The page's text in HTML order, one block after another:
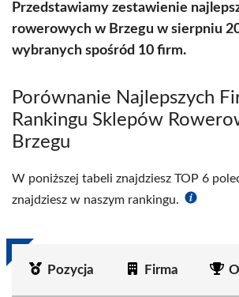
Przedstawiamy zestawienie
rowerowych w Brzegu w sierpniu
wybranych spośród 10 firm.
Porównanie Najlepszych
Rankingu Sklepów
Brzegu
W poniższej tabeli znajdziesz TOP 6
znajdziesz w naszym rankingu.
Pozycja Firma